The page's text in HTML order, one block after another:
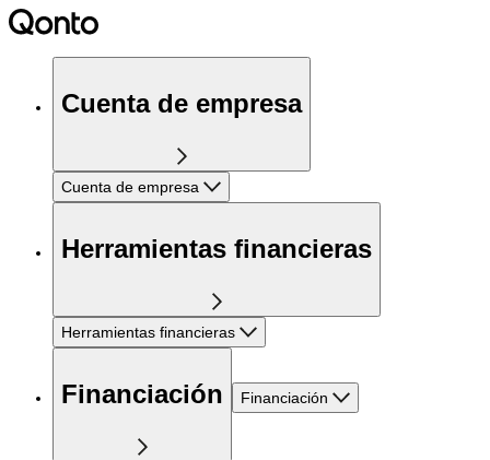
Cuenta de empresa
Cuenta de empresa
Herramientas financieras
Herramientas financieras
Financiación Financiación